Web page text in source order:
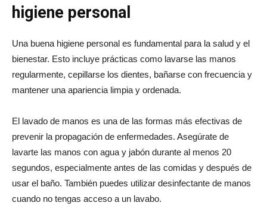
higiene personal
Una buena higiene personal es fundamental para la salud y el
bienestar. Esto incluye prácticas como lavarse las manos
regularmente, cepillarse los dientes, bañarse con frecuencia y
mantener una apariencia limpia y ordenada.
El lavado de manos es una de las formas más efectivas de
prevenir la propagación de enfermedades. Asegúrate de
lavarte las manos con agua y jabón durante al menos 20
segundos, especialmente antes de las comidas y después de
usar el baño. También puedes utilizar desinfectante de manos
cuando no tengas acceso a un lavabo.